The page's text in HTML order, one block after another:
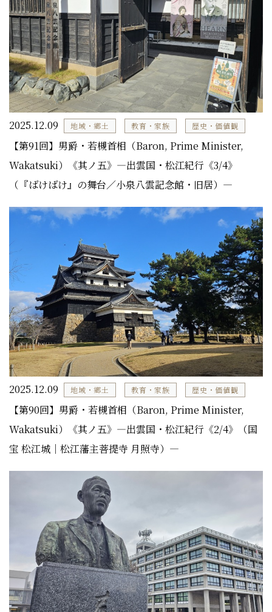
2025.12.09 地域・郷土 教育・家族 歴史・価値観
【第91回】男爵・若槻首相（Baron, Prime Minister,
Wakatsuki）《其ノ五》―出雲国・松江紀行《3/4》
（『ばけばけ』の舞台／小泉八雲記念館・旧居）―
2025.12.09 地域・郷土 教育・家族 歴史・価値観
【第90回】男爵・若槻首相（Baron, Prime Minister,
Wakatsuki）《其ノ五》―出雲国・松江紀行《2/4》（国
宝 松江城｜松江藩主菩提寺 月照寺）―